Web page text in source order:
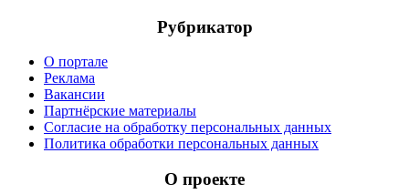
Рубрикатор
О портале
Реклама
Вакансии
Партнёрские материалы
Согласие на обработку персональных данных
Политика обработки персональных данных
О проекте